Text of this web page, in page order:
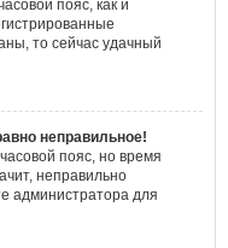
пояс, как и
то сейчас удачный
неправильное!
пояс, но время
неправильно
администратора для